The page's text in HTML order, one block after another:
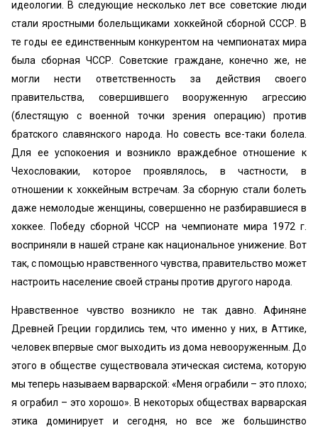
идеологии. В следующие несколько лет все советские люди
стали яростными болельщиками хоккейной сборной СССР. В
те годы ее единственным конкурентом на чемпионатах мира
была сборная ЧССР. Советские граждане, конечно же, не
могли нести ответственность за действия своего
правительства, совершившего вооруженную агрессию
(блестящую с военной точки зрения операцию) против
братского славянского народа. Но совесть все-таки болела.
Для ее успокоения и возникло враждебное отношение к
Чехословакии, которое проявлялось, в частности, в
отношении к хоккейным встречам. За сборную стали болеть
даже немолодые женщины, совершенно не разбиравшиеся в
хоккее. Победу сборной ЧССР на чемпионате мира 1972 г.
восприняли в нашей стране как национальное унижение. Вот
так, с помощью нравственного чувства, правительство может
настроить население своей страны против другого народа.
Нравственное чувство возникло не так давно. Афиняне
Древней Греции гордились тем, что именно у них, в Аттике,
человек впервые смог выходить из дома невооруженным. До
этого в обществе существовала этическая система, которую
мы теперь называем варварской: «Меня ограбили – это плохо;
я ограбил – это хорошо». В некоторых обществах варварская
этика доминирует и сегодня, но все же большинство